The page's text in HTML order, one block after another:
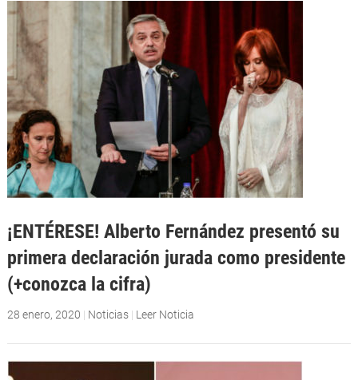
¡ENTÉRESE! Alberto Fernández presentó su
primera declaración jurada como presidente
(+conozca la cifra)
28 enero, 2020 | Noticias | Leer Noticia